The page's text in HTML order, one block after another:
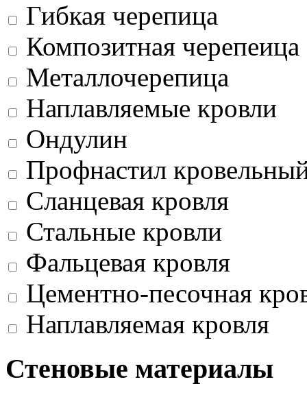
Гибкая черепица
Композитная черепеица
Металлочерепица
Наплавляемые кровли
Ондулин
Профнастил
Сланцевая кровля
Стальные кровли
Фальцевая кровля
Цементно-песочная
Наплавляемая кровля
Стеновые материалы